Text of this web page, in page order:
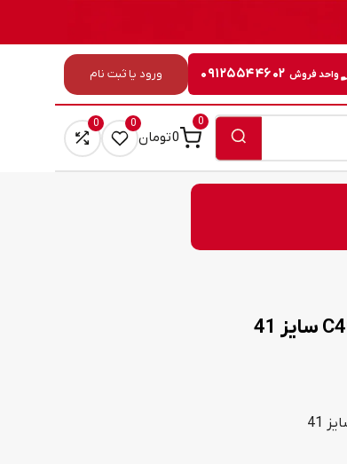
۰۹۱۲۵۵۴۴۶۰۲ واحد فروش ورود یا ثبت نام
0
0تومان
0
0